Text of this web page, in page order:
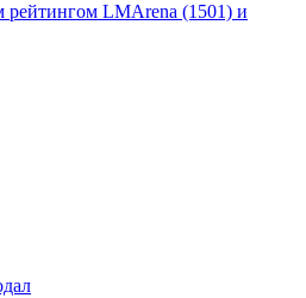
LMArena (1501) и